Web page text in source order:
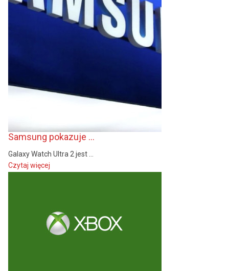
Samsung pokazuje ...
Galaxy Watch Ultra 2 jest ...
Czytaj więcej